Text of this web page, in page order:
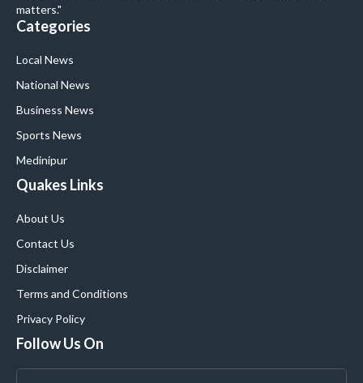
matters."
Categories
Local News
National News
Business News
Sports News
Medinipur
Quakes Links
About Us
Contact Us
Disclaimer
Terms and Conditions
Privacy Policy
Follow Us On